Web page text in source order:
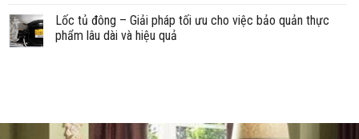
Lốc tủ đông – Giải pháp tối ưu cho việc bảo quản thực
phẩm lâu dài và hiệu quả